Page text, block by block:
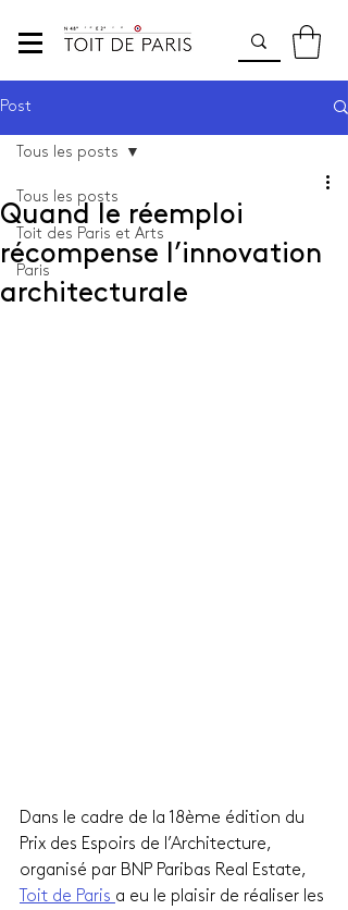
Post
Tous les posts
Toit des Paris et Arts
Paris
Tous les posts
Quand le réemploi
récompense l’innovation
architecturale
Dans le cadre de la 18ème édition du
Prix des Espoirs de l’Architecture,
organisé par BNP Paribas Real Estate,
Toit de Paris a eu le plaisir de réaliser les